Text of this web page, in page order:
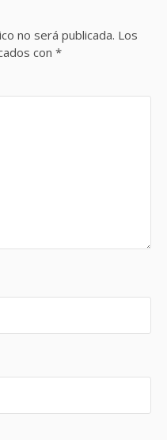
no será publicada. Los
con *